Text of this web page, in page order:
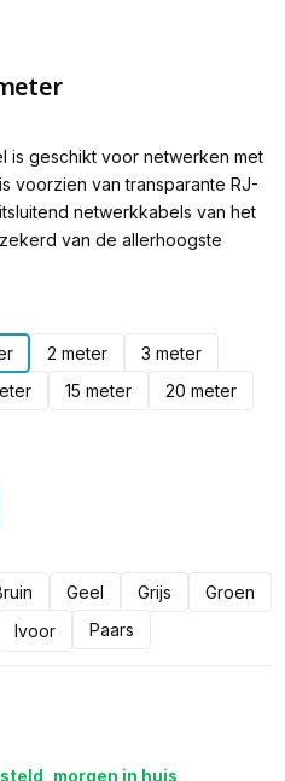
is geschikt voor netwerken met
voorzien van transparante RJ-
netwerkkabels van het
van de allerhoogste
2 meter
3 meter
15 meter
20 meter
Geel Grijs
Groen
Ivoor Paars
morgen in huis